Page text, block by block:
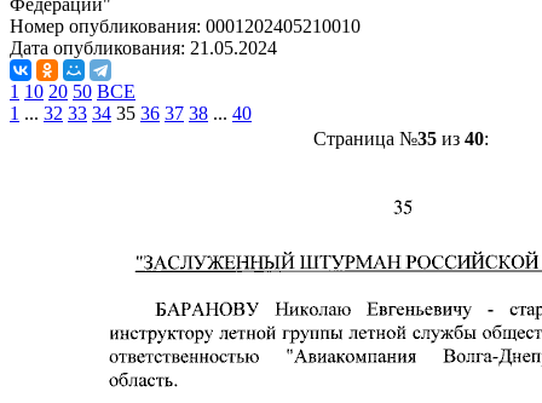
Федерации"
Номер опубликования: 0001202405210010
Дата опубликования: 21.05.2024
1 10 20 50 ВСЕ
1 ... 32 33 34 35 36 37 38 ... 40
Страница №35из 40: